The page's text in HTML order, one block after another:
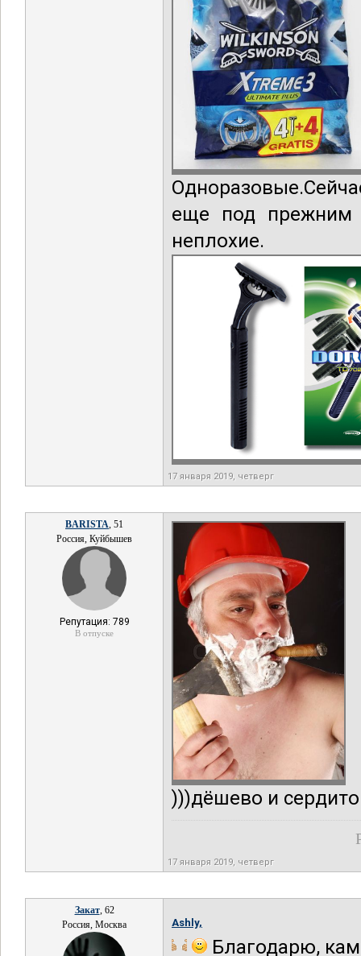
еще под прежним
неплохие.
17 января 2019, четверг
BARISTA, 51
Россия, Куйбышев
Репутация: 789
В отпуске
)))дёшево и
17 января 2019, четверг
Закат, 62
Россия, Москва
Ashly,
Благодарю,